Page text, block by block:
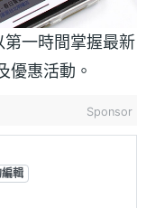
一時間掌握最新
優惠活動。
Sponsor
輯